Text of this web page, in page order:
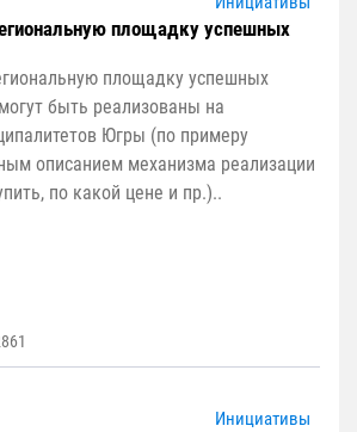
площадку успешных
площадку успешных
быть реализованы на
Югры (по примеру
описанием механизма реализации
по какой цене и пр.)..
Инициативы